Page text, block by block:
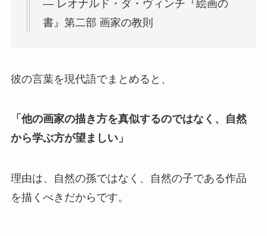
― レオナルド・ダ・ヴィンチ『絵画の
書』第二部 画家の教則
彼の言葉を現代語でまとめると、
「他の画家の描き方を真似するのではなく、自然
から学ぶ方が望ましい」
理由は、自然の孫ではなく、自然の子である作品
を描くべきだからです。